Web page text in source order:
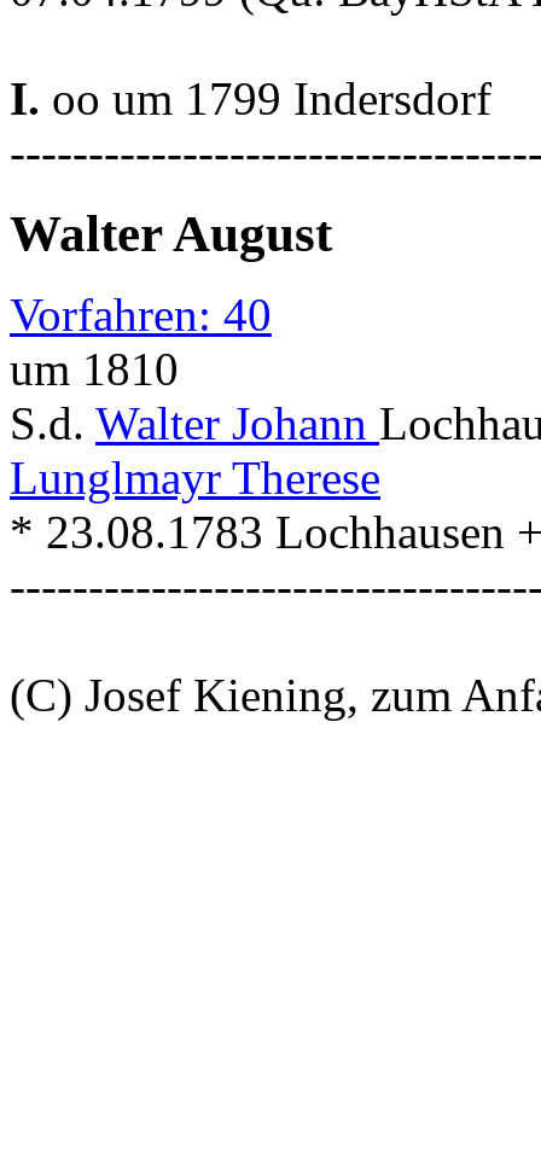
I. oo um 1799 Indersdorf
Walter August
Vorfahren: 40
um 1810
S.d. Walter Johann
Lunglmayr Therese
* 23.08.1783 Lochhausen
(C) Josef Kiening, zum